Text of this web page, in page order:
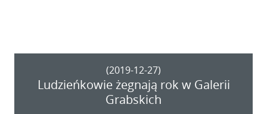
(2019-12-27)
Ludzieńkowie żegnają rok w Galerii
Grabskich